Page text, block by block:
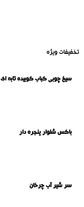
تخفیفات ویژه
سیخ چوبی کباب کوبیده تابه ای
باکس شلوار پنجره دار
سر شیر آب چرخان